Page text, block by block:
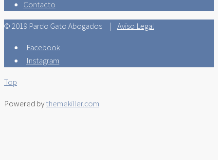
Contacto
© 2019 Pardo Gato Abogados | Aviso Legal
Facebook
Instagram
Top
Powered bythemekiller.com